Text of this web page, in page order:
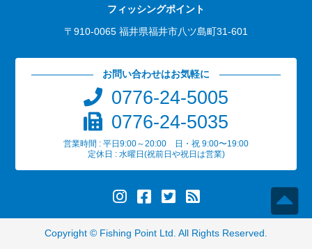
フィッシングポイント
〒910-0065 福井県福井市八ツ島町31-601
お問い合わせはお気軽に
0776-24-5005
0776-24-5035
営業時間 : 平日9:00～20:00 日・祝 9:00〜19:00
定休日 : 水曜日(祝前日や祝日は営業)
Copyright © Fishing Point Ltd . All Rights Reserved.